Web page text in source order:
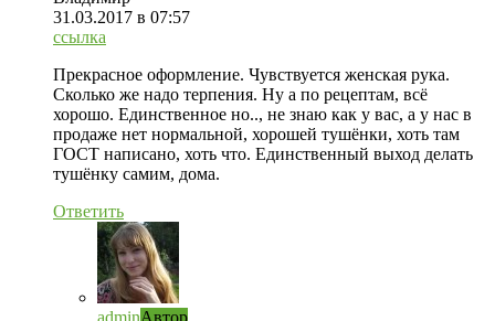
31.03.2017 в 07:57
ссылка
Прекрасное оформление. Чувствуется женская рука.
Сколько же надо терпения. Ну а по рецептам, всё
хорошо. Единственное но.., не знаю как у вас, а у нас в
продаже нет нормальной, хорошей тушёнки, хоть там
ГОСТ написано, хоть что. Единственный выход делать
тушёнку самим, дома.
Ответить
adminАвтор